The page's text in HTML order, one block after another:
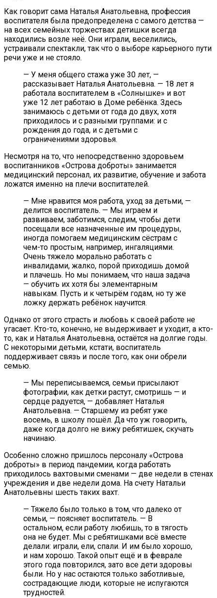
Как говорит сама Наталья Анатольевна, профессия
воспитателя была предопределена с самого детства —
на всех семейных торжествах детишки всегда
находились возле неё. Они играли, веселились,
устраивали спектакли, так что о выборе карьерного пути
речи уже и не стояло.
— У меня общего стажа уже 30 лет, —
рассказывает Наталья Анатольевна. — 18 лет я
работала воспитателем в «Солнышке» и вот
уже 12 лет работаю в Доме ребёнка. Здесь
занимаюсь с детьми от года до двух, хотя
приходилось и с разными группами: и с
рождения до года, и с детьми с
ограничениями здоровья.
Несмотря на то, что непосредственно здоровьем
воспитанников «Острова доброты» занимается
медицинский персонал, их развитие, обучение и забота
ложатся именно на плечи воспитателей.
— Мне нравится моя работа, уход за детьми, —
делится воспитатель. — Мы играем и
развиваем, заботимся, следим, чтобы дети
посещали все назначенные им процедуры,
иногда помогаем медицинским сёстрам с
чем-то простым, например, ингаляциями.
Очень тяжело морально работать с
инвалидами, жалко, порой приходишь домой
и плачешь. Но мы понимаем, что наша задача
— обучить их хотя бы элементарным
навыкам. Пусть и к четырём годам, но ту же
ложку держать ребёнок научится.
Однако от этого страсть и любовь к своей работе не
угасает. Кто-то, конечно, не выдерживает и уходит, а кто-
то, как и Наталья Анатольевна, остаётся на долгие годы.
С некоторыми детьми, кстати, воспитатель
поддерживает связь и после того, как они обрели
семью.
— Мы переписываемся, семьи присылают
фотографии, как детки растут, смотришь — и
сердце радуется, — добавляет Наталья
Анатольевна. — Старшему из ребят уже
восемь, в школу пошёл. Да что уж говорить,
даже когда долго не вижу ребятишек, скучать
начинаю.
Особенно сложно пришлось персоналу «Острова
доброты» в период пандемии, когда работать
приходилось вахтовыми сменами — две недели в стенах
учреждения и две недели дома. На счету Натальи
Анатольевны шесть таких вахт.
— Тяжело было только в том, что далеко от
семьи, — поясняет воспитатель. — В
остальном, если работу любишь, то в тягость
она не будет. Мы с ребятишками всё вместе
делали: играли, ели, спали. И им было хорошо,
и нам хорошо. Такой опыт ещё и в феврале
этого года повторился, зато все дети здоровы
были. Но у нас остаются только заботливые,
сострадающие люди, которые не испугаются
трудностей.